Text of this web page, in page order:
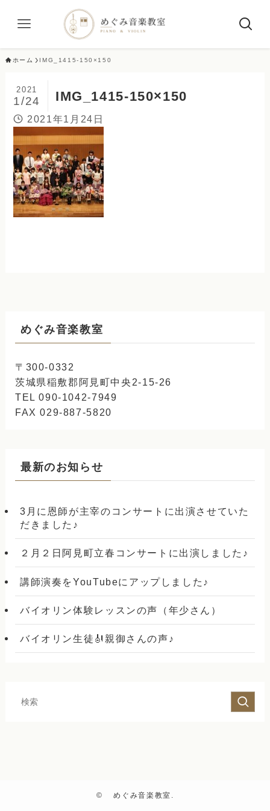
ホーム IMG_1415-150×150
IMG_1415-150×150
2021
1/24
2021年1月24日
めぐみ音楽教室
〒300-0332
茨城県稲敷郡阿見町中央2-15-26
TEL 090-1042-7949
FAX 029-887-5820
最新のお知らせ
3月に恩師が主宰のコンサートに出演させていた
だきました♪
２月２日阿見町立春コンサートに出演しました♪
講師演奏をYouTubeにアップしました♪
バイオリン体験レッスンの声（年少さん）
バイオリン生徒🎻親御さんの声♪
© めぐみ音楽教室.